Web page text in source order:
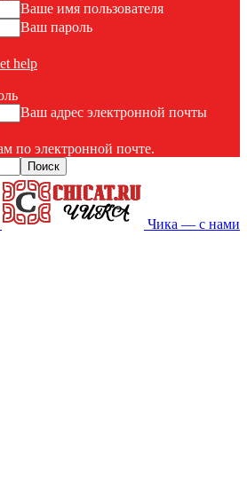
Ваше имя пользователя
Ваш пароль
help
Ваш адрес электронной почты
по электронной почте.
Чика — с нами